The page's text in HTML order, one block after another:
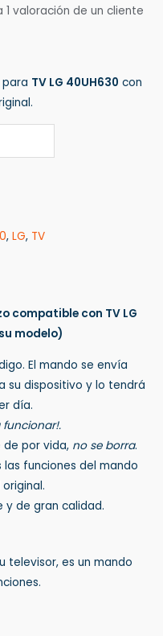
1 valoración de un cliente
TV LG 40UH630 con
, LG, TV
compatible con TV LG
modelo)
El mando se envía
dispositivo y lo tendrá
día.
funcionar!.
de por vida, no se borra.
funciones del mando
y de gran calidad.
televisor, es un mando